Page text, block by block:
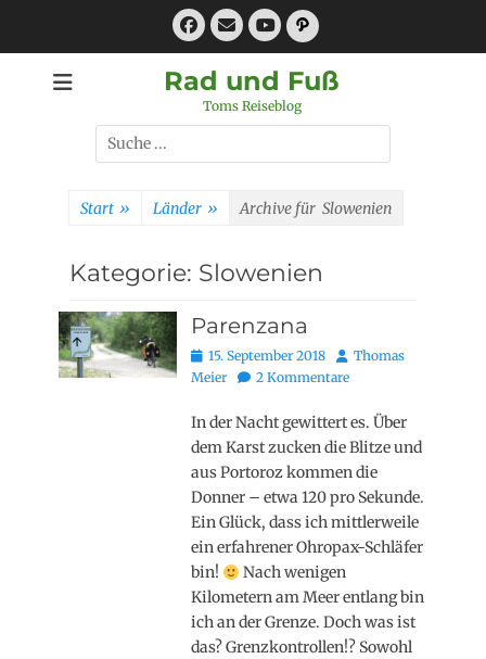
Facebook
E-
MailYouTube
Pfad
Rad und Fuß
Toms Reiseblog
Suchen
nach:
Start » Länder » Archive für Slowenien
Kategorie: Slowenien
Parenzana
Posted
on
15. September 2018 AutorThomas
Meier
2 Kommentare
In der Nacht gewittert es. Über
dem Karst zucken die Blitze und
aus Portoroz kommen die
Donner – etwa 120 pro Sekunde.
Ein Glück, dass ich mittlerweile
ein erfahrener Ohropax-Schläfer
bin!
Nach wenigen
Kilometern am Meer entlang bin
ich an der Grenze. Doch was ist
das? Grenzkontrollen!? Sowohl